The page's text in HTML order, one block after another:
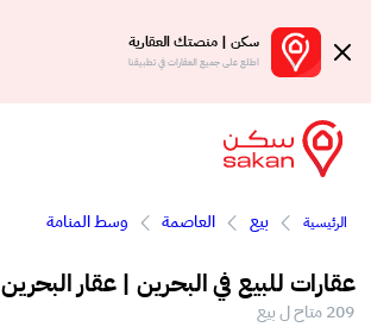
سكن | منصتك العقارية
اطلع على جميع العقارات في تطبيقنا
بالعمولة
الرئيسية بيع العاصمة وسط المنامة
عقارات للبيع في البحرين | عقار البحرين
209 متاح ل بيع